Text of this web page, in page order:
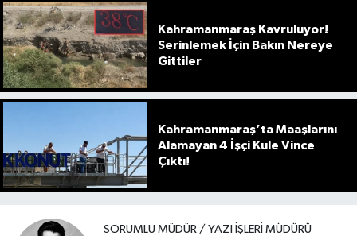
Kahramanmaraş Kavruluyor!
Serinlemek İçin Bakın Nereye
Gittiler
Kahramanmaraş’ta Maaşlarını
Alamayan 4 İşçi Kule Vince
Çıktı!
SORUMLU MÜDÜR / YAZI İŞLERI MÜDÜRÜ